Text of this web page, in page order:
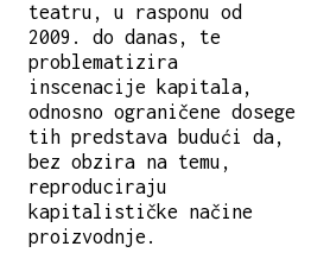
teatru, u rasponu od
2009. do danas, te
problematizira
inscenacije kapitala,
odnosno ograničene dosege
tih predstava budući da,
bez obzira na temu,
reproduciraju
kapitalističke načine
proizvodnje.